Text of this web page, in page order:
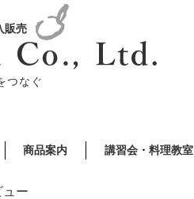
販売
つなぐ
商品案内 講習会・料理教室
ュー